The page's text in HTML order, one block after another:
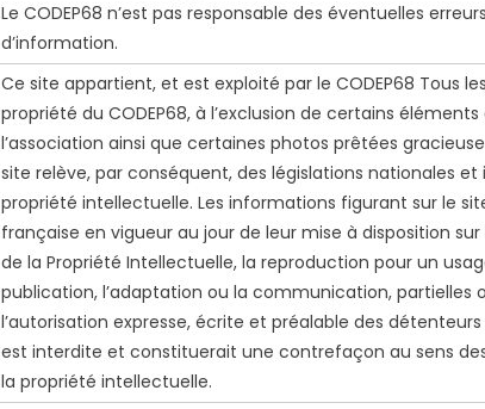
Le CODEP68 n’est pas responsable des éventuelles
d’information.
Ce site appartient, et est exploité par le CODEP68 Tous
propriété du CODEP68, à l’exclusion de certains
l’association ainsi que certaines photos prêtées
site relève, par conséquent, des législations nationales
propriété intellectuelle. Les informations figurant sur le
française en vigueur au jour de leur mise à disposition
de la Propriété Intellectuelle, la reproduction pour un
publication, l’adaptation ou la communication, partielles
l’autorisation expresse, écrite et préalable des
est interdite et constituerait une contrefaçon au sens
la propriété intellectuelle.